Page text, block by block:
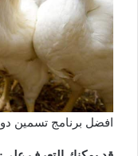
افضل برنامج تسمين